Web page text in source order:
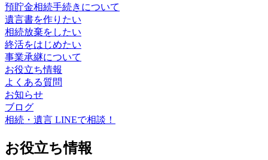
預貯金相続手続きについて
遺言書を作りたい
相続放棄をしたい
終活をはじめたい
事業承継について
お役立ち情報
よくある質問
お知らせ
ブログ
相続・遺言 LINEで相談！
お役立ち情報